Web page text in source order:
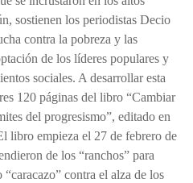
sostienen los periodistas Decio
contra la pobreza y las
de los líderes populares y
sociales. A desarrollar esta
120 páginas del libro “Cambiar
del progresismo”, editado en
libro empieza el 27 de febrero de
de los “ranchos” para
contra el alza de los